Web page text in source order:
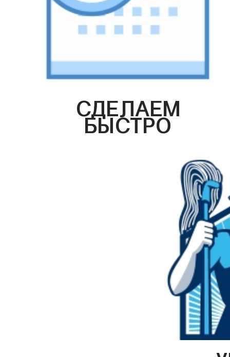
СДЕЛАЕМ
БЫСТРО